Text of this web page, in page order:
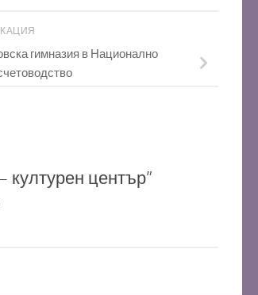
гимназия в Национално
културен център”